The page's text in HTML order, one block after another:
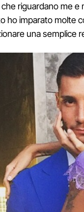
riguardano me e
ho imparato molte
una semplice